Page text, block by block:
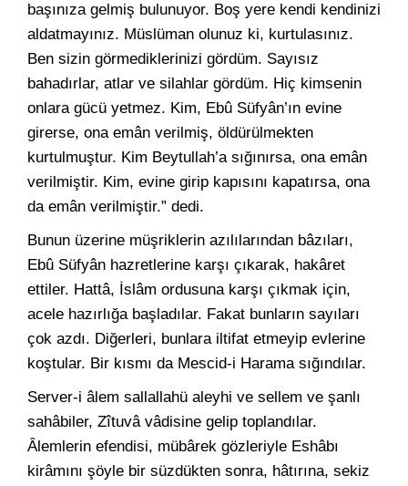
başınıza gelmiş bulunuyor. Boş yere kendi kendinizi
aldatmayınız. Müslüman olunuz ki, kurtulasınız.
Ben sizin görmediklerinizi gördüm. Sayısız
bahadırlar, atlar ve silahlar gördüm. Hiç kimsenin
onlara gücü yetmez. Kim, Ebû Süfyân’ın evine
girerse, ona emân verilmiş, öldürülmekten
kurtulmuştur. Kim Beytullah’a sığınırsa, ona emân
verilmiştir. Kim, evine girip kapısını kapatırsa, ona
da emân verilmiştir.” dedi.
Bunun üzerine müşriklerin azılılarından bâzıları,
Ebû Süfyân hazretlerine karşı çıkarak, hakâret
ettiler. Hattâ, İslâm ordusuna karşı çıkmak için,
acele hazırlığa başladılar. Fakat bunların sayıları
çok azdı. Diğerleri, bunlara iltifat etmeyip evlerine
koştular. Bir kısmı da Mescid-i Harama sığındılar.
Server-i âlem sallallahü aleyhi ve sellem ve şanlı
sahâbiler, Zîtuvâ vâdisine gelip toplandılar.
Âlemlerin efendisi, mübârek gözleriyle Eshâbı
kirâmını şöyle bir süzdükten sonra, hâtırına, sekiz